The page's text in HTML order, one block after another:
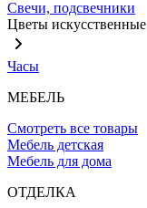
Свечи, подсвечники
Цветы искусственные
Часы
МЕБЕЛЬ
Смотреть все товары
Мебель детская
Мебель для дома
ОТДЕЛКА